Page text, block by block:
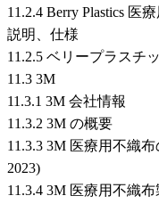
11.2.4 Berry Plastics 医
説明、仕様
11.2.5 ベリープラスチ
11.3 3M
11.3.1 3M 会社情報
11.3.2 3M の概要
11.3.3 3M 医療用不織
2023)
11.3.4 3M 医療用不織